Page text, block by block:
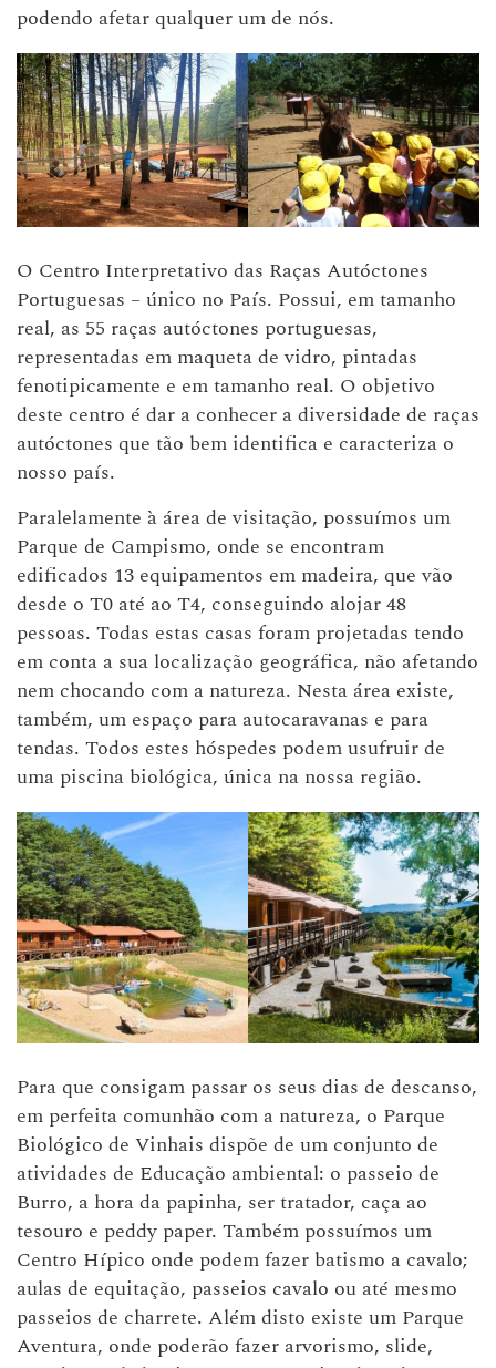
podendo afetar qualquer um de nós.
O Centro Interpretativo das Raças Autóctones
Portuguesas – único no País. Possui, em tamanho
real, as 55 raças autóctones portuguesas,
representadas em maqueta de vidro, pintadas
fenotipicamente e em tamanho real. O objetivo
deste centro é dar a conhecer a diversidade de raças
autóctones que tão bem identifica e caracteriza o
nosso país.
Paralelamente à área de visitação, possuímos um
Parque de Campismo, onde se encontram
edificados 13 equipamentos em madeira, que vão
desde o T0 até ao T4, conseguindo alojar 48
pessoas. Todas estas casas foram projetadas tendo
em conta a sua localização geográfica, não afetando
nem chocando com a natureza. Nesta área existe,
também, um espaço para autocaravanas e para
tendas. Todos estes hóspedes podem usufruir de
uma piscina biológica, única na nossa região.
Para que consigam passar os seus dias de descanso,
em perfeita comunhão com a natureza, o Parque
Biológico de Vinhais dispõe de um conjunto de
atividades de Educação ambiental: o passeio de
Burro, a hora da papinha, ser tratador, caça ao
tesouro e peddy paper. Também possuímos um
Centro Hípico onde podem fazer batismo a cavalo;
aulas de equitação, passeios cavalo ou até mesmo
passeios de charrete. Além disto existe um Parque
Aventura, onde poderão fazer arvorismo, slide,